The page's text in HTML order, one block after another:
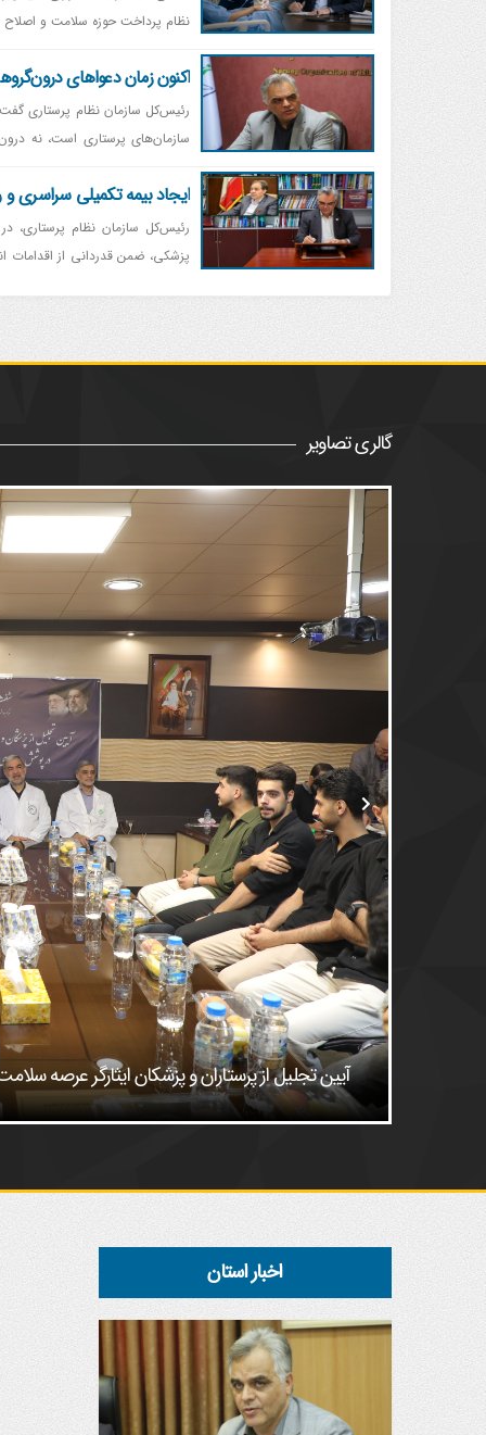
نظام پرداخت حوزه سلامت و
اکنون زمان دعواهای
رئیس‌کل سازمان نظام پرستاری
سازمان‌های پرستاری است، نه
ایجاد بیمه تکمیلی سراسری و
رئیس‌کل سازمان نظام پرستاری،
پزشکی، ضمن قدردانی از اقدامات
گالری تصاویر
آیین تجلیل از پرستاران و پزشکان ایثارگر عرصه
اخبار استان